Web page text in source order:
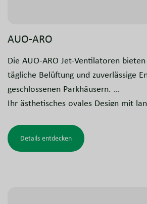
AUO-ARO
Die AUO-ARO Jet-Ventilatoren
tägliche Belüftung und zuverlässige
geschlossenen Parkhäusern.
Ihr ästhetisches ovales Design mit
robusten NovAx-Technologie sorgen
außergewöhnlich geringe
Details entdecken